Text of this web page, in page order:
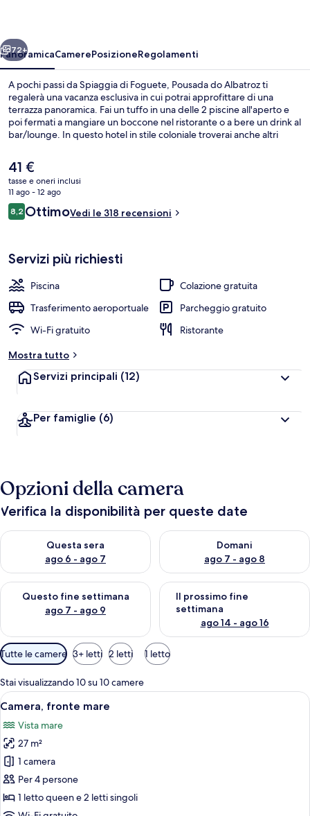
Avanti
72+
PanoramicaCamerePosizioneRegolamenti
A pochi passi da Spiaggia di Foguete, Pousada do Albatroz ti
regalerà una vacanza esclusiva in cui potrai approfittare di una
terrazza panoramica. Fai un tuffo in una delle 2 piscine all'aperto e
poi fermati a mangiare un boccone nel ristorante o a bere un drink al
bar/lounge. In questo hotel in stile coloniale troverai anche altri
sulla spiaggia e una piscina per bambini.
Il
prezzo
attuale
è
41 €
41 €
tasse e oneri inclusi
11 ago - 12 ago
Recensioni
8,28,2 su 10
OttimoVedi le 318 recensioni
Servizi più richiesti
Piscina
Colazione gratuita
Trasferimento aeroportuale
Parcheggio gratuito
Wi-Fi gratuito
Ristorante
Mostra tutto
Servizi principali (12)
Per famiglie (6)
Opzioni della camera
Verifica la disponibilità per queste date
Questa sera
ago 6 - ago 7
Verifica la disponibilità per questa sera, ago 6 - ago 7
Domani
ago 7 - ago 8
Verifica la disponibilità per
Questo fine settimana
ago 7 - ago 9
Verifica la disponibilità per questo fine settimana, ago 7 - ago
Il prossimo fine
settimana
ago 14 - ago 16
Verifica la disponibilità per il
Filtri
disponibili
per
le
camere
Tutte le camere 3+ letti 2 letti 1 letto
Stai visualizzando 10 su 10 camere
Apri
tutte
le
foto
per
Camera,
fronte
mare
Una camera d'albergo con un letto,
7
Camera, fronte mare
Vista mare
27 m²
1 camera
Per 4 persone
1 letto queen e 2 letti singoli